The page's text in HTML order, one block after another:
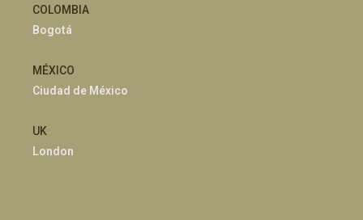
COLOMBIA
Bogotá
MÉXICO
Ciudad de México
UK
London